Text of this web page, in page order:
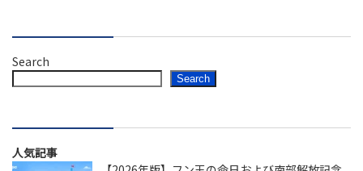
Search
Search
人気記事